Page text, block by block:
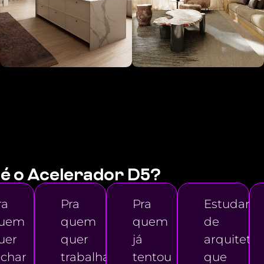
o Acelerador D5?
Pra
quem
quer
trabalhar
Pra
quem
já
tentou
Estudantes
de
arquitetura
que